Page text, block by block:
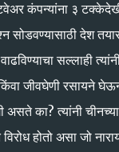
कंपन्यांना ३
सोडवण्यासाठी देश
सल्लाही
जीवघेणी रसायने
का? त्यांनी
होतो असा जो नारायण